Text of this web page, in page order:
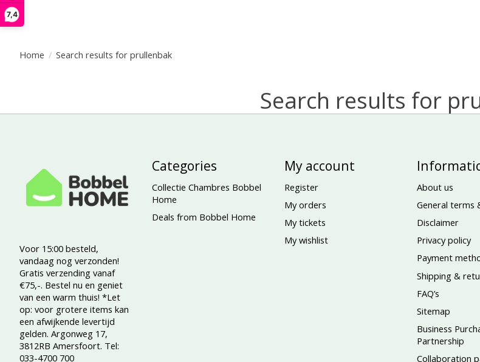
7,4
Home / Search results for prullenbak
Search results for
Voor 15:00 besteld,
vandaag nog verzonden!
Gratis verzending vanaf
€75,-. Bestel nu en geniet
van een warm thuis! *Let
op: voor grotere items kan
een afwijkende levertijd
gelden. Argonweg 17,
3812RB Amersfoort. Tel:
033-4700 700
Categories
Collectie Chambres Bobbel
Home
Deals from Bobbel Home
My account
Register
My orders
My tickets
My wishlist
About us
General terms
Disclaimer
Privacy policy
Payment
Shipping &
FAQ’s
Sitemap
Business
Partnership
Collaboration